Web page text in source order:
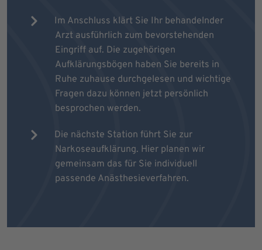
Im Anschluss klärt Sie Ihr behandelnder
Arzt ausführlich zum bevorstehenden
Eingriff auf. Die zugehörigen
Aufklärungsbögen haben Sie bereits in
Ruhe zuhause durchgelesen und wichtige
Fragen dazu können jetzt persönlich
besprochen werden.
Die nächste Station führt Sie zur
Narkoseaufklärung. Hier planen wir
gemeinsam das für Sie individuell
passende Anästhesieverfahren.